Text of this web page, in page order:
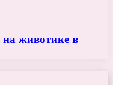
животике в